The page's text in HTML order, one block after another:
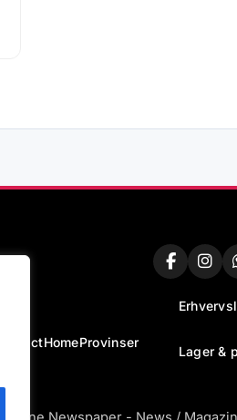
ContactHomeProvinser
Lager &